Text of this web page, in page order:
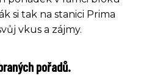
si tak na stanici Prima
vkus a zájmy.
pořadů.